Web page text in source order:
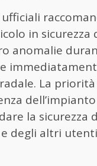
in sicurezza
anomalie
La
la sicurezza
degli altri